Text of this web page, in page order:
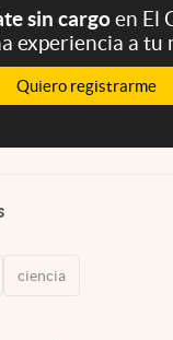
sin cargoen El
experiencia a tu
Quiero registrarme
ciencia